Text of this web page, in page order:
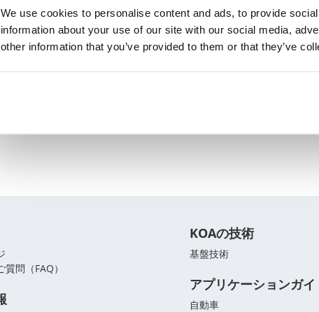
We use cookies to personalise content and ads, to provide
information about your use of our site with our social media,
other information that you’ve provided to them or that they’ve
お問い合わせはこちら
課題に合わせてご提案します。お気軽にご相談ください。
問（FAQ）
KOAの技術
基盤技術
アプリケーションガイ
自動車